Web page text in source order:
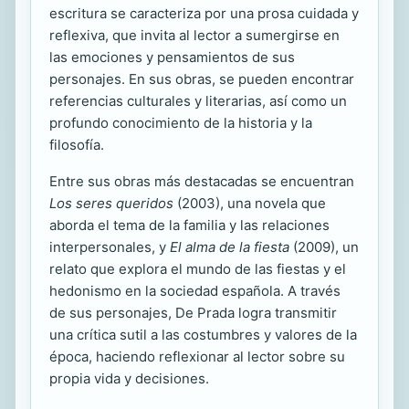
escritura se caracteriza por una prosa cuidada y
reflexiva, que invita al lector a sumergirse en
las emociones y pensamientos de sus
personajes. En sus obras, se pueden encontrar
referencias culturales y literarias, así como un
profundo conocimiento de la historia y la
filosofía.
Entre sus obras más destacadas se encuentran
Los seres queridos (2003), una novela que
aborda el tema de la familia y las relaciones
interpersonales, y El alma de la fiesta (2009), un
relato que explora el mundo de las fiestas y el
hedonismo en la sociedad española. A través
de sus personajes, De Prada logra transmitir
una crítica sutil a las costumbres y valores de la
época, haciendo reflexionar al lector sobre su
propia vida y decisiones.